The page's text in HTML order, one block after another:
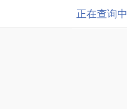
正在查询中